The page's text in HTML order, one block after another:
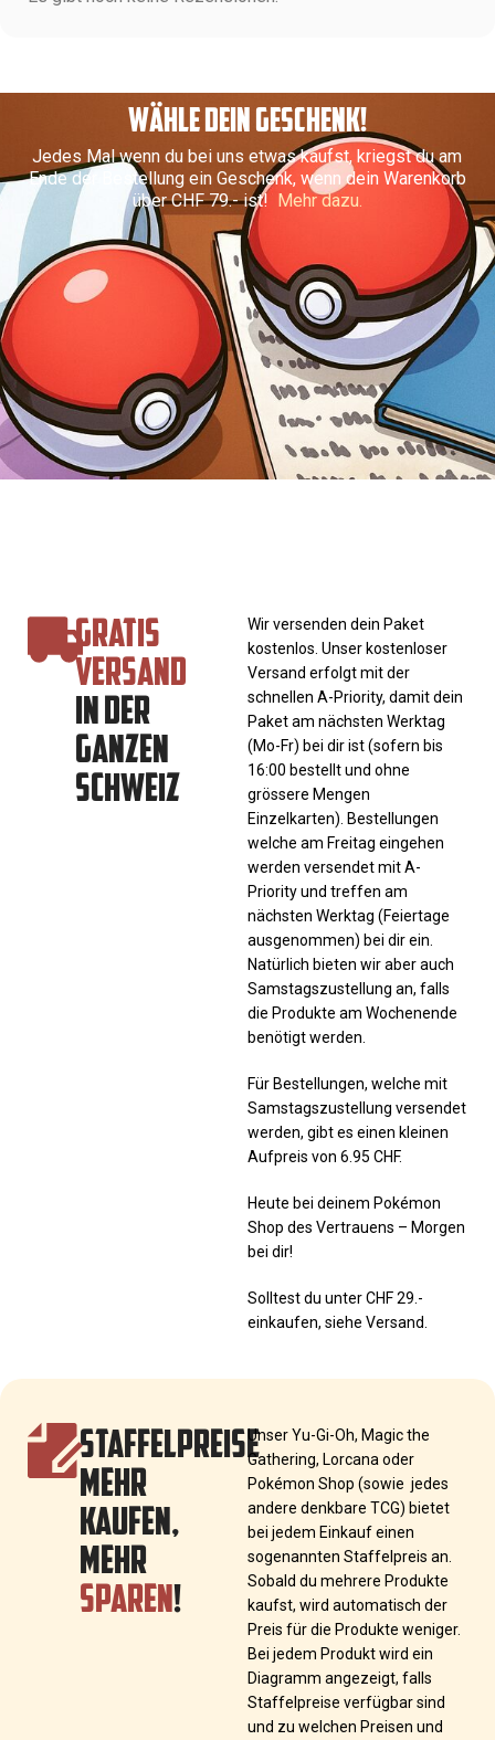
WÄHLE DEIN GESCHENK!
Jedes Mal wenn du bei uns etwas kaufst, kriegst du am
Ende der Bestellung ein Geschenk, wenn dein Warenkorb
über CHF 79.- ist! Mehr dazu.
GRATIS
VERSAND
IN DER
GANZEN
SCHWEIZ
Wir versenden dein Paket
kostenlos. Unser kostenloser
Versand erfolgt mit der
schnellen A-Priority, damit dein
Paket am nächsten Werktag
(Mo-Fr) bei dir ist (sofern bis
16:00 bestellt und ohne
grössere Mengen
Einzelkarten). Bestellungen
welche am Freitag eingehen
werden versendet mit A-
Priority und treffen am
nächsten Werktag (Feiertage
ausgenommen) bei dir ein.
Natürlich bieten wir aber auch
Samstagszustellung an, falls
die Produkte am Wochenende
benötigt werden.
Für Bestellungen, welche mit
Samstagszustellung versendet
werden, gibt es einen kleinen
Aufpreis von 6.95 CHF.
Heute bei deinem Pokémon
Shop des Vertrauens – Morgen
bei dir!
Solltest du unter CHF 29.-
einkaufen, siehe Versand.
STAFFELPREISE
MEHR
KAUFEN,
MEHR
SPAREN!
Unser Yu-Gi-Oh, Magic the
Gathering, Lorcana oder
Pokémon Shop (sowie jedes
andere denkbare TCG) bietet
bei jedem Einkauf einen
sogenannten Staffelpreis an.
Sobald du mehrere Produkte
kaufst, wird automatisch der
Preis für die Produkte weniger.
Bei jedem Produkt wird ein
Diagramm angezeigt, falls
Staffelpreise verfügbar sind
und zu welchen Preisen und